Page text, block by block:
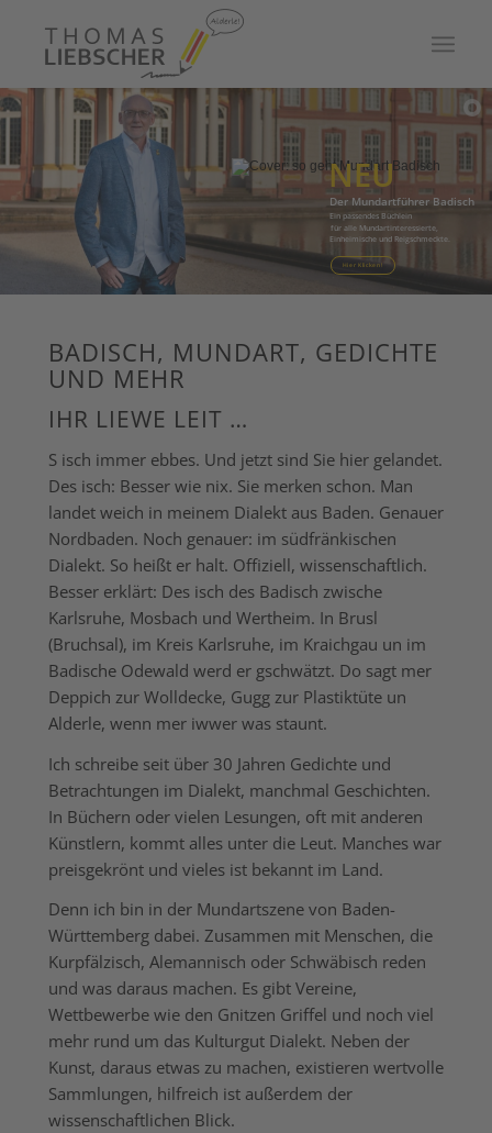
Hier Klicken!
Einheimische und Reigschmeckte.
für alle Mundartinteressierte,
Ein passendes Büchlein
Der Mundartführer Badisch
NEU
BADISCH, MUNDART, GEDICHTE
UND MEHR
IHR LIEWE LEIT …
S isch immer ebbes. Und jetzt sind Sie hier gelandet.
Des isch: Besser wie nix. Sie merken schon. Man
landet weich in meinem Dialekt aus Baden. Genauer
Nordbaden. Noch genauer: im südfränkischen
Dialekt. So heißt er halt. Offiziell, wissenschaftlich.
Besser erklärt: Des isch des Badisch zwische
Karlsruhe, Mosbach und Wertheim. In Brusl
(Bruchsal), im Kreis Karlsruhe, im Kraichgau un im
Badische Odewald werd er gschwätzt. Do sagt mer
Deppich zur Wolldecke, Gugg zur Plastiktüte un
Alderle, wenn mer iwwer was staunt.
Ich schreibe seit über 30 Jahren Gedichte und
Betrachtungen im Dialekt, manchmal Geschichten.
In Büchern oder vielen Lesungen, oft mit anderen
Künstlern, kommt alles unter die Leut. Manches war
preisgekrönt und vieles ist bekannt im Land.
Denn ich bin in der Mundartszene von Baden-
Württemberg dabei. Zusammen mit Menschen, die
Kurpfälzisch, Alemannisch oder Schwäbisch reden
und was daraus machen. Es gibt Vereine,
Wettbewerbe wie den Gnitzen Griffel und noch viel
mehr rund um das Kulturgut Dialekt. Neben der
Kunst, daraus etwas zu machen, existieren wertvolle
Sammlungen, hilfreich ist außerdem der
wissenschaftlichen Blick.